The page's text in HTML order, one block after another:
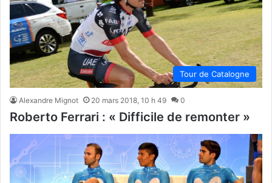
Tour de Catalogne
Alexandre Mignot 20 mars 2018, 10 h 49 0
Roberto Ferrari : « Difficile de remonter »